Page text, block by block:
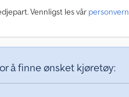
Vennligst les vår
å finne ønsket kjøretøy:
0
0
0
0
k
j